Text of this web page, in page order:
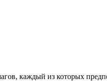
каждый из которых